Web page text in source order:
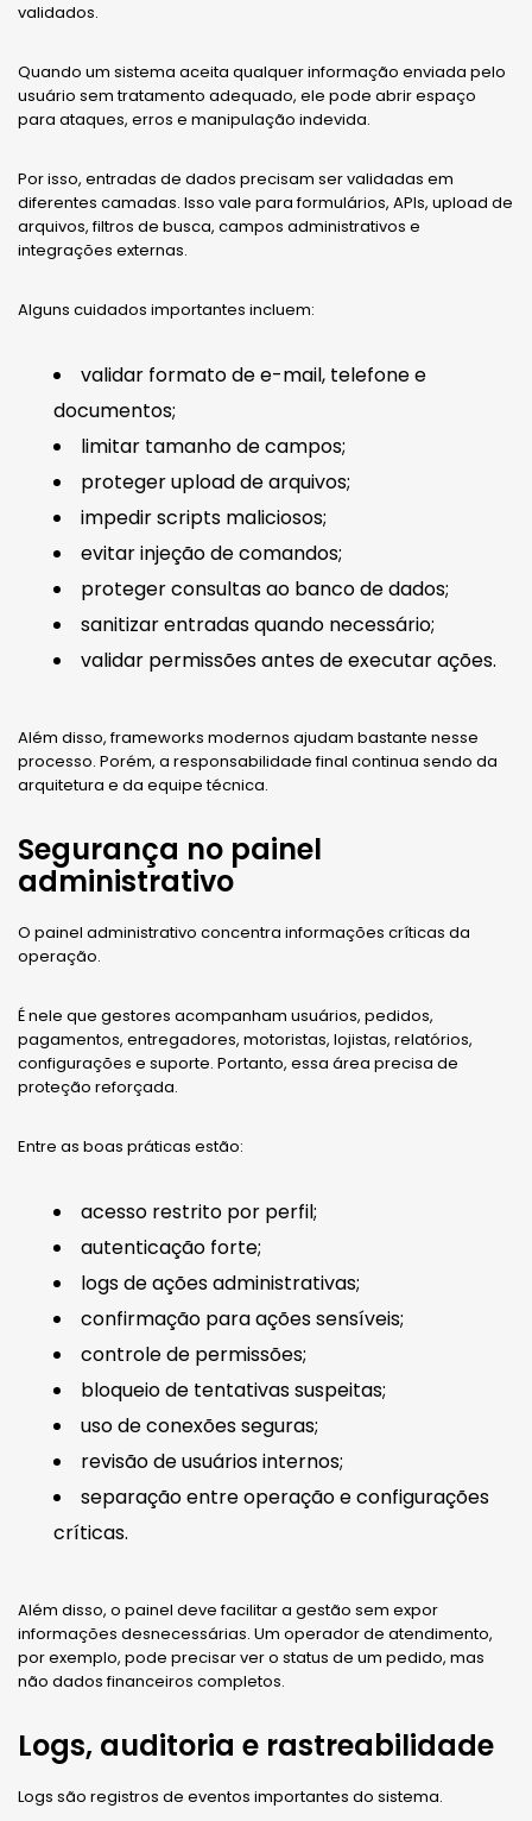
validados.
Quando um sistema aceita qualquer informação enviada pelo
usuário sem tratamento adequado, ele pode abrir espaço
para ataques, erros e manipulação indevida.
Por isso, entradas de dados precisam ser validadas em
diferentes camadas. Isso vale para formulários, APIs, upload de
arquivos, filtros de busca, campos administrativos e
integrações externas.
Alguns cuidados importantes incluem:
validar formato de e-mail, telefone e
documentos;
limitar tamanho de campos;
proteger upload de arquivos;
impedir scripts maliciosos;
evitar injeção de comandos;
proteger consultas ao banco de dados;
sanitizar entradas quando necessário;
validar permissões antes de executar ações.
Além disso, frameworks modernos ajudam bastante nesse
processo. Porém, a responsabilidade final continua sendo da
arquitetura e da equipe técnica.
Segurança no painel
administrativo
O painel administrativo concentra informações críticas da
operação.
É nele que gestores acompanham usuários, pedidos,
pagamentos, entregadores, motoristas, lojistas, relatórios,
configurações e suporte. Portanto, essa área precisa de
proteção reforçada.
Entre as boas práticas estão:
acesso restrito por perfil;
autenticação forte;
logs de ações administrativas;
confirmação para ações sensíveis;
controle de permissões;
bloqueio de tentativas suspeitas;
uso de conexões seguras;
revisão de usuários internos;
separação entre operação e configurações
críticas.
Além disso, o painel deve facilitar a gestão sem expor
informações desnecessárias. Um operador de atendimento,
por exemplo, pode precisar ver o status de um pedido, mas
não dados financeiros completos.
Logs, auditoria e rastreabilidade
Logs são registros de eventos importantes do sistema.